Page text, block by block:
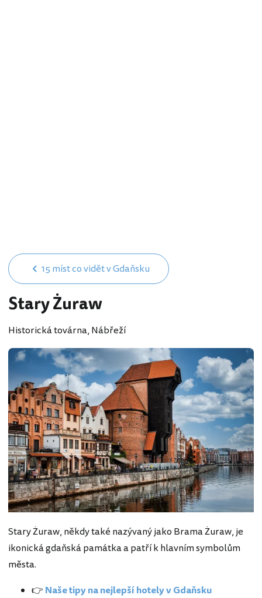
15 míst co vidět v Gdaňsku
Stary Żuraw
Historická továrna, Nábřeží
Stary Żuraw, někdy také nazývaný jako Brama Żuraw, je
ikonická gdaňská památka a patří k hlavním symbolům
města.
👉 Naše tipy na nejlepší hotely v Gdaňsku